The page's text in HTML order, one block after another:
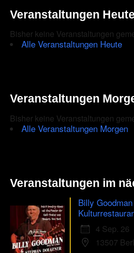
Veranstaltungen Heute
Bisher keine Veranstaltungen
Alle Veranstaltungen Heute
Veranstaltungen
Bisher keine Veranstaltungen
Alle Veranstaltungen Morgen
Veranstaltungen im
Billy
4 Sep. 26
13507